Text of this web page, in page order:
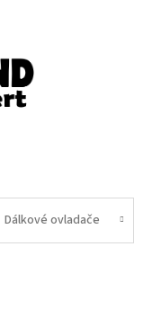
Dálkové ovladače